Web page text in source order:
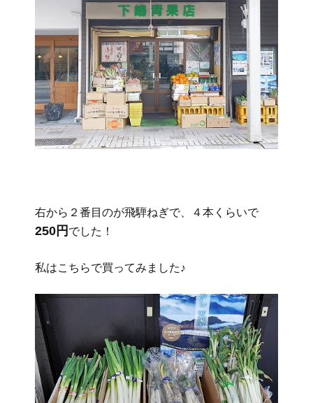
右から２番目のが飛騨ねぎで、４本くらいで
250円 でした！
私はこちらで買ってみました♪